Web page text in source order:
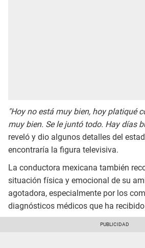
"Hoy no está muy bien, hoy platiqué
muy bien. Se le juntó todo. Hay días
reveló y dio algunos detalles del
encontraría la figura televisiva.
La conductora mexicana también
situación física y emocional de su
agotadora, especialmente por los
diagnósticos médicos que ha